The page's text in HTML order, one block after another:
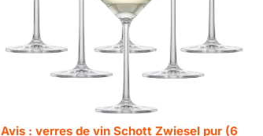
Avis : verres de vin Schott Zwiesel pur (6